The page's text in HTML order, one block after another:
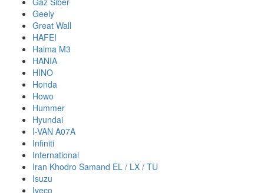
Geely
Great Wall
HAFEI
Haima M3
HANIA
HINO
Honda
Howo
Hummer
Hyundai
I-VAN A07A
Infiniti
International
Iran Khodro Samand EL / LX / TU
Isuzu
Iveco